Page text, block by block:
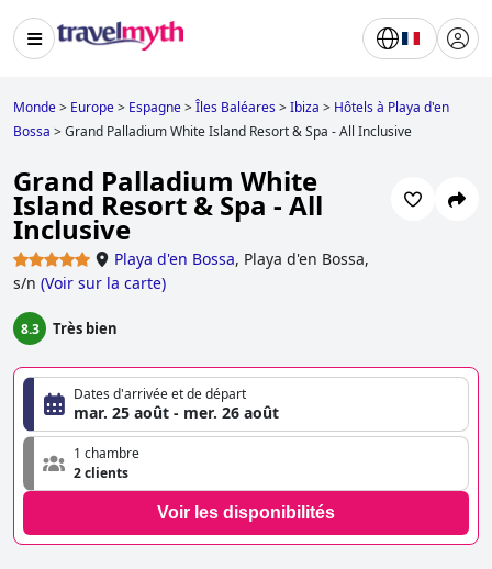
Monde> Europe> Espagne>Îles Baléares>Ibiza > Hôtels à Playa d'en
Bossa >Grand Palladium White Island Resort & Spa - All Inclusive
Grand Palladium White
Island Resort & Spa - All
Inclusive
Playa d'en Bossa, Playa d'en Bossa,
s/n (Voir sur la carte)
8.3 Très bien
Dates d'arrivée et de départ
mar. 25 août - mer. 26 août
1 chambre
2 clients
Voir les disponibilités